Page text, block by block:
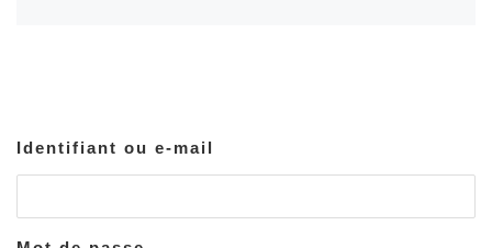
Identifiant ou e-mail